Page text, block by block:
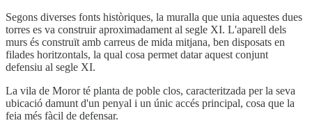
Segons diverses fonts històriques, la muralla que unia aquestes dues
torres es va construir aproximadament al segle XI. L'aparell dels
murs és construït amb carreus de mida mitjana, ben disposats en
filades horitzontals, la qual cosa permet datar aquest conjunt
defensiu al segle XI.
La vila de Moror té planta de poble clos, caracteritzada per la seva
ubicació damunt d'un penyal i un únic accés principal, cosa que la
feia més fàcil de defensar.